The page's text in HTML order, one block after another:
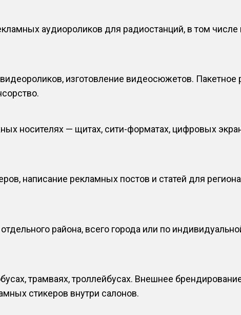
аудиороликов для радиостанций, в том числе
изготовление видеосюжетов. Пакетное
носителях — щитах, сити-форматах, цифровых
написание рекламных постов и статей для
района, всего города или по
трамваях, троллейбусах. Внешнее
стикеров внутри салонов.